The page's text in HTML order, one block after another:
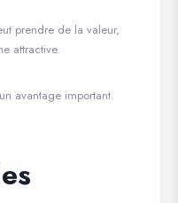
prendre de la valeur,
attractive.
avantage important.